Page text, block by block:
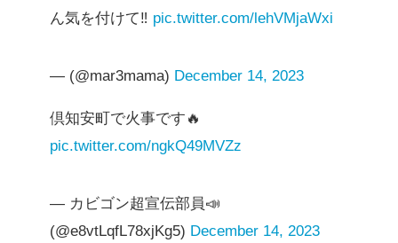
ん気を付けて‼️ pic.twitter.com/lehVMjaWxi
— (@mar3mama) December 14, 2023
倶知安町で火事です🔥
pic.twitter.com/ngkQ49MVZz
— カビゴン超宣伝部員📣
(@e8vtLqfL78xjKg5) December 14, 2023